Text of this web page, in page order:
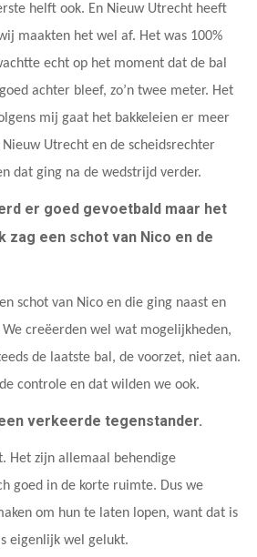
helft ook. En Nieuw Utrecht heeft
maakten het wel af. Het was 100%
echt op het moment dat de bal
achter bleef, zo’n twee meter. Het
mij gaat het bakkeleien er meer
Utrecht en de scheidsrechter
dat ging na de wedstrijd verder.
er goed gevoetbald maar het
zag een schot van Nico en de
schot van Nico en die ging naast en
creëerden wel wat mogelijkheden,
de laatste bal, de voorzet, niet aan.
controle en dat wilden we ook.
verkeerde tegenstander.
Het zijn allemaal behendige
goed in de korte ruimte. Dus we
om hun te laten lopen, want dat is
eigenlijk wel gelukt.